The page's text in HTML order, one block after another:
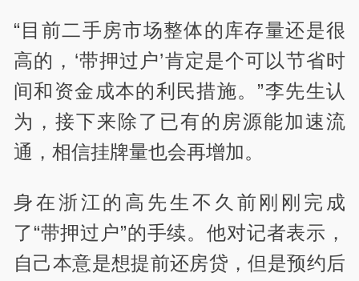
“目前二手房市场整体的库存量还是很
高的，‘带押过户’肯定是个可以节省时
间和资金成本的利民措施。”李先生认
为，接下来除了已有的房源能加速流
通，相信挂牌量也会再增加。
身在浙江的高先生不久前刚刚完成
了“带押过户”的手续。他对记者表示，
自己本意是想提前还房贷，但是预约后